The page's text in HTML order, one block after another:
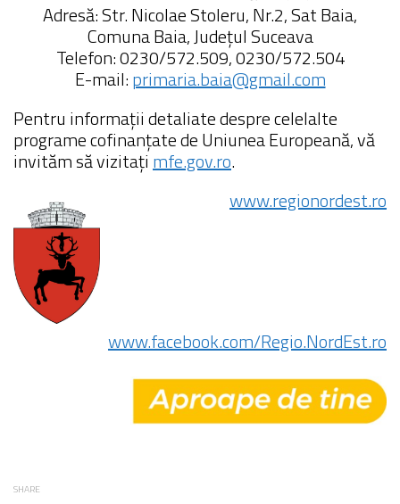
Adresă: Str. Nicolae Stoleru, Nr.2, Sat Baia,
Comuna Baia, Județul Suceava
Telefon: 0230/572.509, 0230/572.504
E-mail:primaria.baia@gmail.com
Pentru informații detaliate despre celelalte
programe cofinanțate de Uniunea Europeană, vă
invităm să vizitațimfe.gov.ro.
www.regionordest.ro
www.facebook.com/Regio.NordEst.ro
SHARE